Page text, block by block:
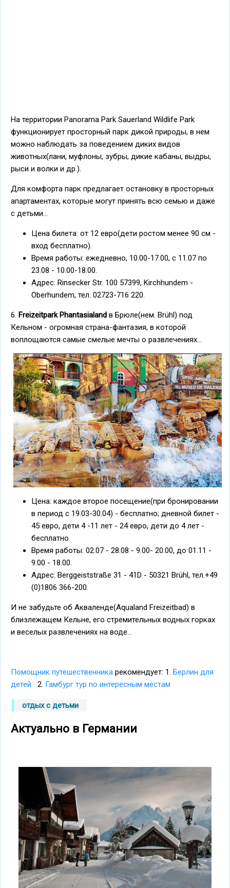
На территории Panorama Park Sauerland Wildlife Park
функционирует просторный парк дикой природы, в нем
можно наблюдать за поведением диких видов
животных(лани, муфлоны, зубры, дикие кабаны, выдры,
рыси и волки и др.).
Для комфорта парк предлагает остановку в просторных
апартаментах, которые могут принять всю семью и даже
с детьми...
Цена билета: от 12 евро(дети ростом менее 90 см -
вход бесплатно).
Время работы: ежедневно, 10.00-17.00, с 11.07 по
23.08 - 10.00-18.00.
Адрес: Rinsecker Str. 100 57399, Kirchhundem -
Oberhundem, тел. 02723-716 220.
6. Freizeitpark Phantasialand в Брюле(нем. Brühl) под
Кельном - огромная страна-фантазия, в которой
воплощаются самые смелые мечты о развлечениях...
Цена: каждое второе посещение(при бронировании
в период с 19.03-30.04) - бесплатно; дневной билет -
45 евро, дети 4 -11 лет - 24 евро, дети до 4 лет -
бесплатно.
Время работы: 02.07 - 28.08 - 9.00- 20.00, до 01.11 -
9.00 - 18.00.
Адрес: Berggeiststraße 31 - 41D - 50321 Brühl, тел.+49
(0)1806 366-200.
И не забудьте об Акваленде(Aqualand Freizeitbad) в
близлежащем Кельне, его стремительных водных горках
и веселых развлечениях на воде...
Помощник путешественника рекомендует: 1. Берлин для
детей 2. Гамбург тур по интересным местам
отдых с детьми
Актуально в Германии